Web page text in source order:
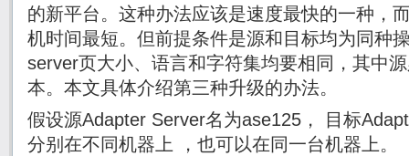
的新平台。这种办法应该是速度最快的一种，
机时间最短。但前提条件是源和目标均为同种
server页大小、语言和字符集均要相同，其中
本。本文具体介绍第三种升级的办法。
假设源Adapter Server名为ase125， 目标
分别在不同机器上 ，也可以在同一台机器上。